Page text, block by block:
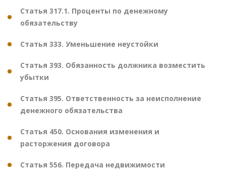
Статья 317.1. Проценты по денежному
обязательству
Статья 333. Уменьшение неустойки
Статья 393. Обязанность должника возместить
убытки
Статья 395. Ответственность за неисполнение
денежного обязательства
Статья 450. Основания изменения и
расторжения договора
Статья 556. Передача недвижимости